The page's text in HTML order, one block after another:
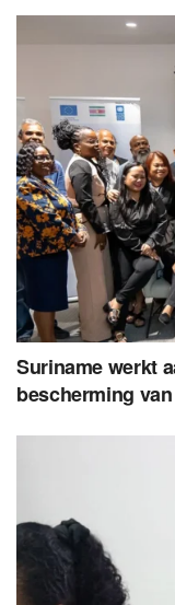
Suriname werkt
bescherming